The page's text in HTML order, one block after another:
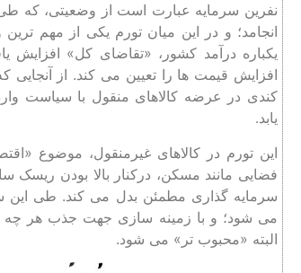
نفرین‌ سرمایه عبارت ‌است ‌از وضعیتی، که
انجامد؛ و در این میان تورم یکی از مهم ‌ترین
یکباره درآمد کشور، «تقاضای کل»
افزایش قیمت‌ ها را تعیین می ‌کند. از
کندی در عرضه کالاهای منقول با سیاست
‌یابد.
این تورم در کالاهای غیرمنقول، موضوع
فضایی مانند مسکن، درکنار بالا بودن
سرمایه‌ گذاری مطمئن بدل می ‌کند. طی این ساز
می‌ شود؛ و با زمینه ‌سازی جهت جذب هر چه
البته «محبوب تر» می ‌شود.